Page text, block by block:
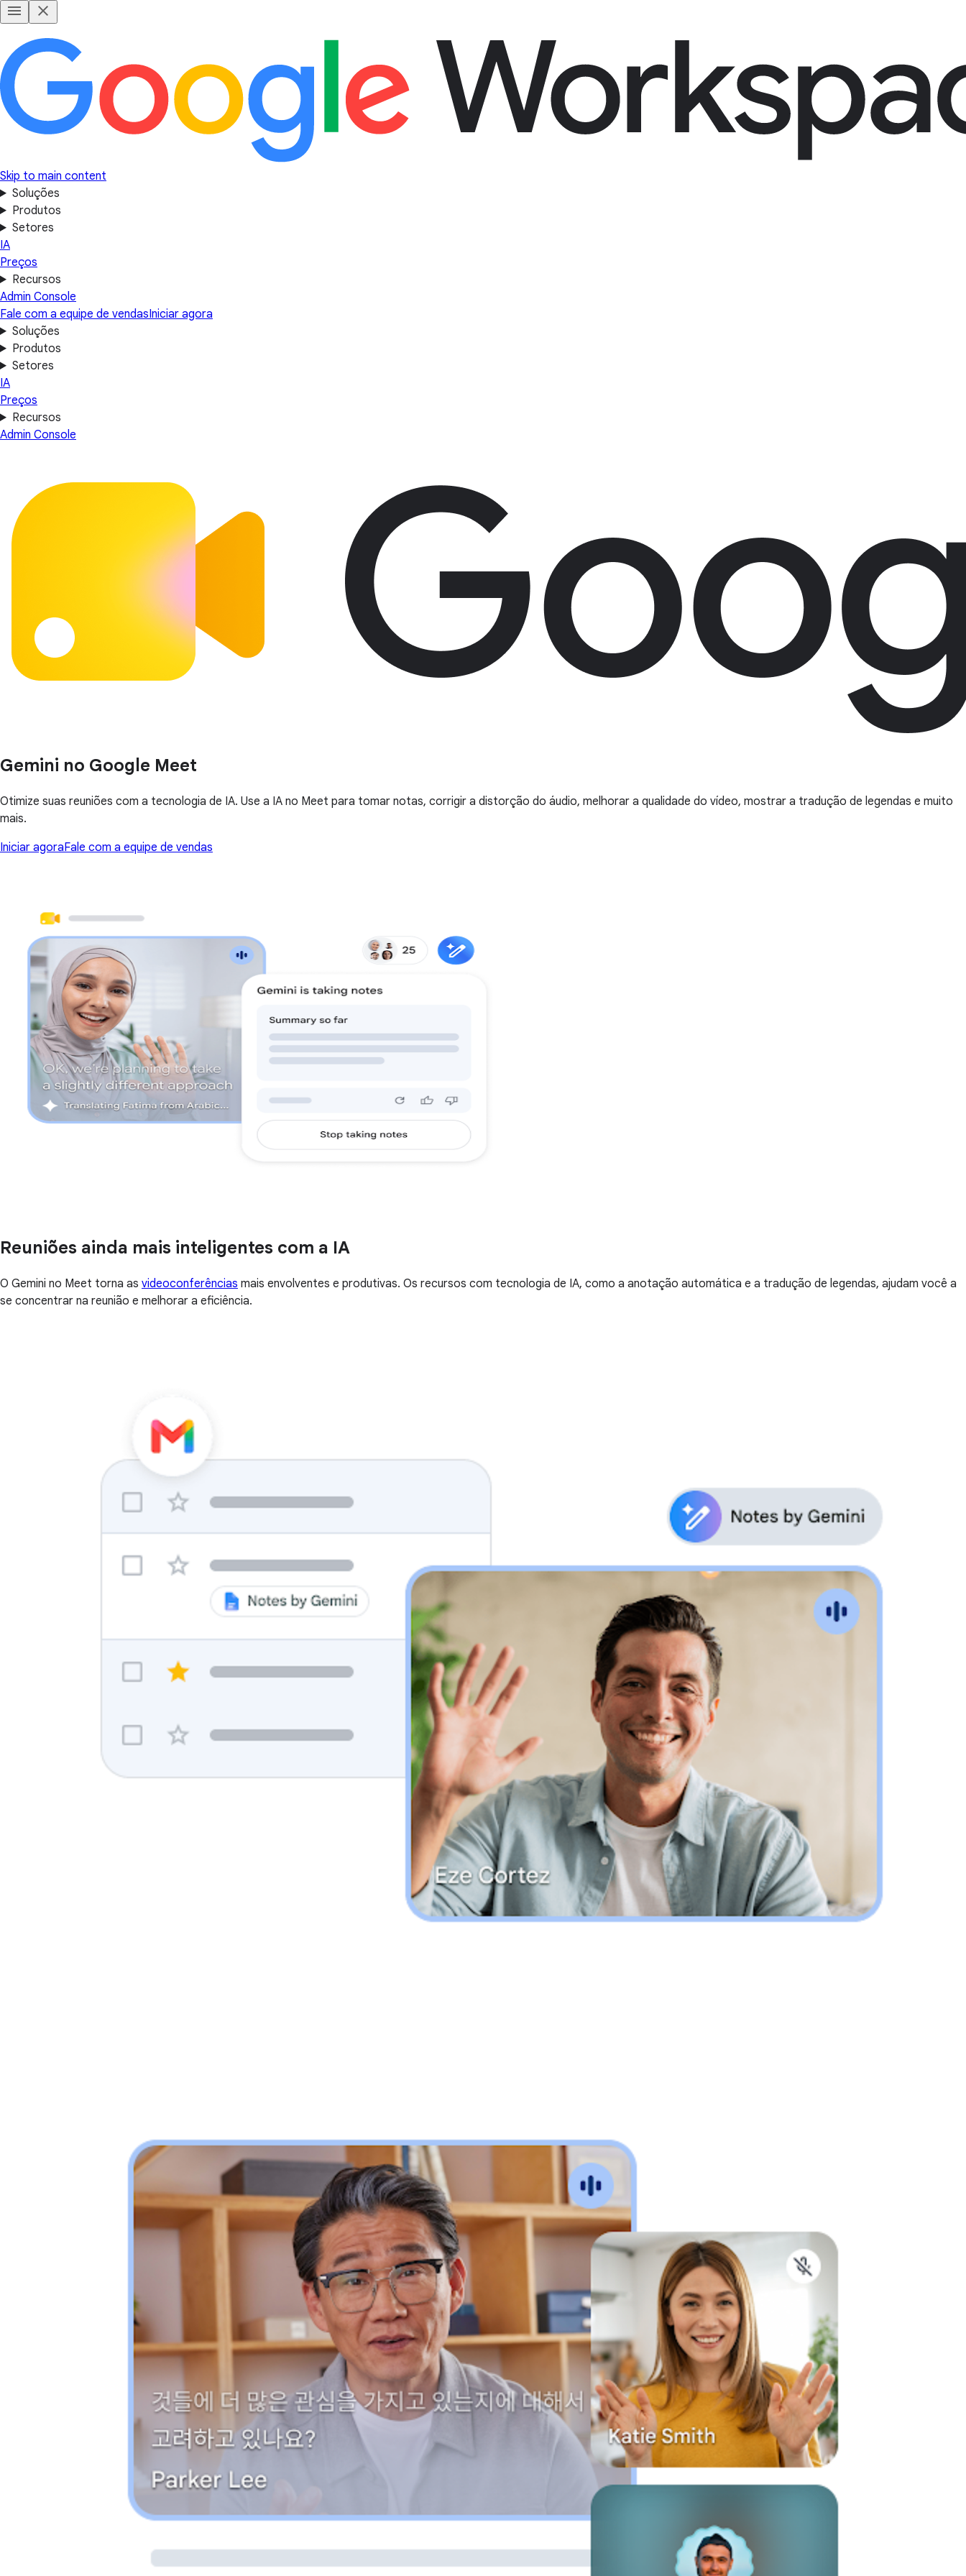
Skip to main content
Soluções
Produtos
Setores
IA
Preços
Recursos
Admin Console
Fale com a equipe de vendasIniciar agora
Soluções
Produtos
Setores
IA
Preços
Recursos
Admin Console
Gemini no Google Meet
Otimize suas reuniões com a tecnologia de IA. Use a IA no Meet para tomar notas, corrigir a distorção do áudio, melhorar a qualidade do vídeo, mostrar a tradução de legendas e muito
mais.
Iniciar agoraFale com a equipe de vendas
Reuniões ainda mais inteligentes com a IA
O Gemini no Meet torna as videoconferências mais envolventes e produtivas. Os recursos com tecnologia de IA, como a anotação automática e a tradução de legendas, ajudam você a
se concentrar na reunião e melhorar a eficiência.